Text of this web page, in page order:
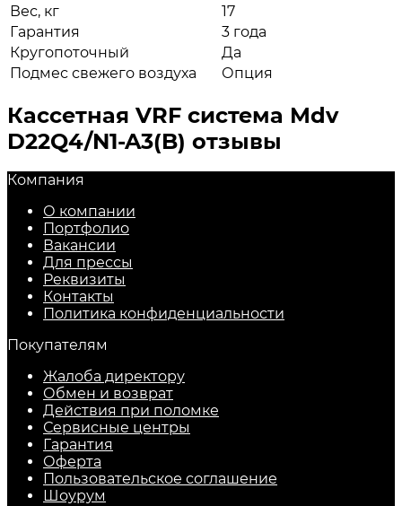
Вес, кг
17
Гарантия
3 года
Кругопоточный
Да
Подмес свежего воздуха
Опция
Кассетная VRF система Mdv
D22Q4/N1-A3(B) отзывы
Компания
О компании
Портфолио
Вакансии
Для прессы
Реквизиты
Контакты
Политика конфиденциальности
Покупателям
Жалоба директору
Обмен и возврат
Действия при поломке
Сервисные центры
Гарантия
Оферта
Пользовательское соглашение
Шоурум